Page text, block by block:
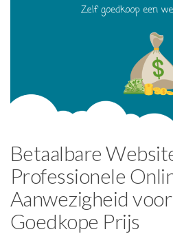
Betaalbare
Professionele
Aanwezigheid
Goedkope Prijs